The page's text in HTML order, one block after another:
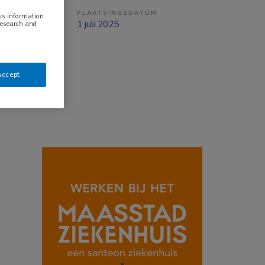
op vast
PLAATSINGSDATUM
1 juli 2025
information
and